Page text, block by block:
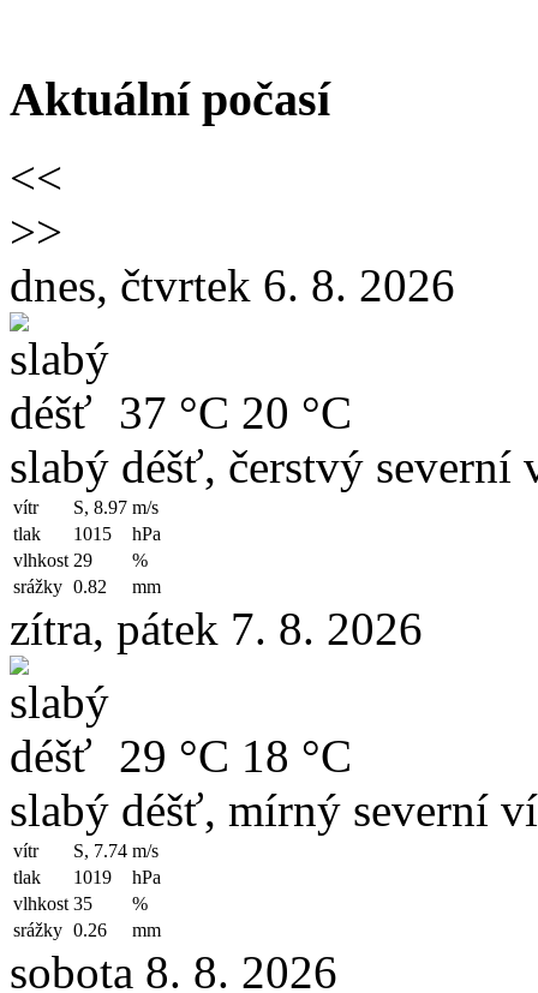
Aktuální počasí
<<
>>
dnes, čtvrtek 6. 8. 2026
37 °C 20 °C
slabý déšť, čerstvý severní
vítr S, 8.97 m/s
tlak
1015
hPa
vlhkost 29
%
srážky 0.82 mm
zítra, pátek 7. 8. 2026
29 °C 18 °C
slabý déšť, mírný severní
vítr S, 7.74 m/s
tlak
1019
hPa
vlhkost 35
%
srážky 0.26 mm
sobota 8. 8. 2026